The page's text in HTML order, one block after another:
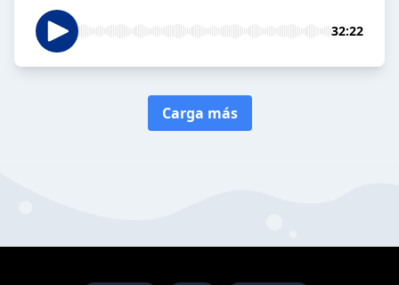
32:22
Carga más